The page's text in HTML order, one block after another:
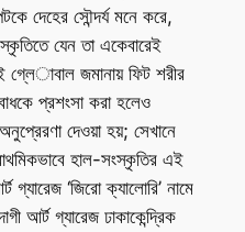
দেহের সৌন্দর্য মনে করে,
যেন তা একেবারেই
গ্লে­াবাল জমানায় ফিট শরীর
প্রশংসা করা হলেও
দেওয়া হয়; সেখানে
হাল-সংস্কৃতির এই
গ্যারেজ ‘জিরো ক্যালোরি’ নামে
আর্ট গ্যারেজ ঢাকাকেন্দ্রিক